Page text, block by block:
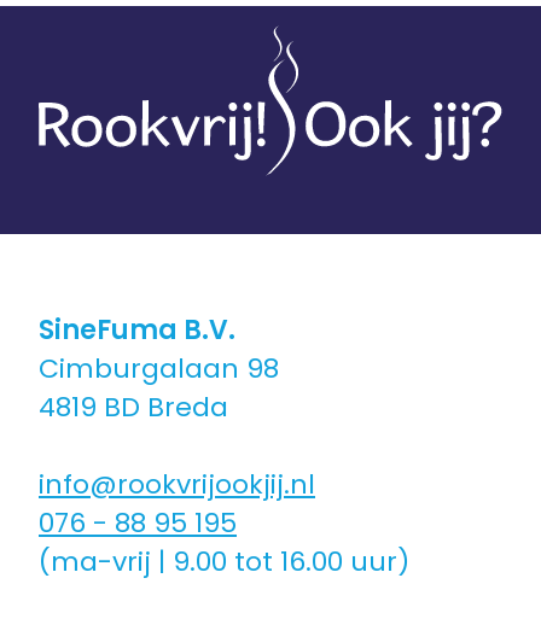
SineFuma B.V.
Cimburgalaan 98
4819 BD Breda
info@rookvrijookjij.nl
076 - 88 95 195
(ma-vrij | 9.00 tot 16.00 uur)